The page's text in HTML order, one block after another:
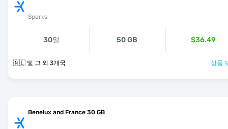
Sparks
30일 50 GB $36.49
🇳🇱 및 그 외 3개국 상품
Benelux and France 30 GB